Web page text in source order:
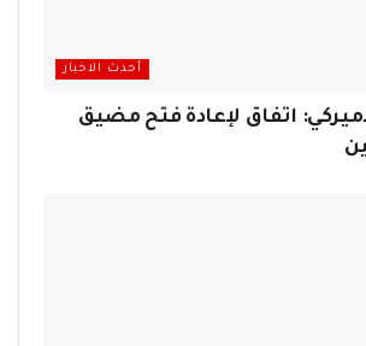
أحدث الاخبار
اتفاق لإعادة فتح مضيق